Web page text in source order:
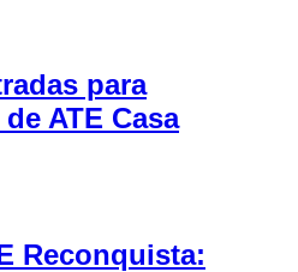
para
ATE Casa
Reconquista: